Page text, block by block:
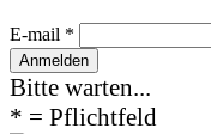
E-mail *
Bitte warten...
* = Pflichtfeld